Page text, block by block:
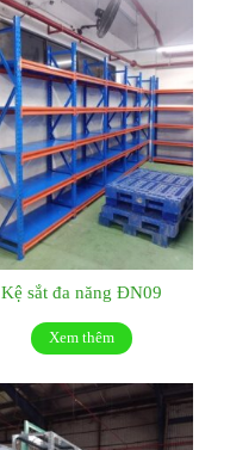
Kệ sắt đa năng ĐN09
Xem thêm